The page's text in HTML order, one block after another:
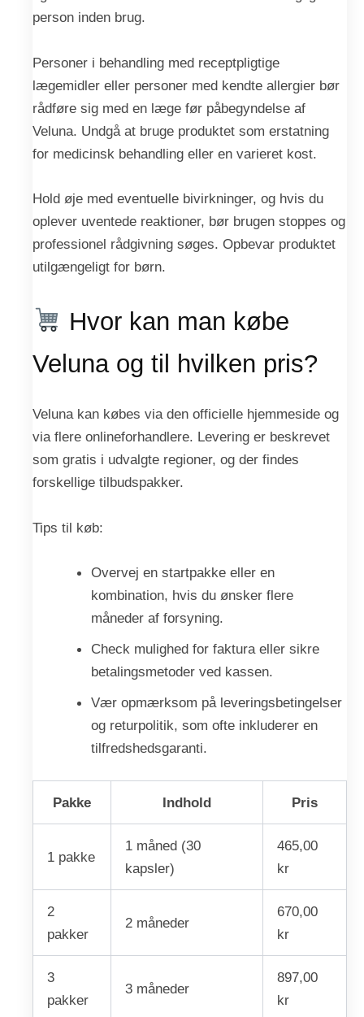
person inden brug.
Personer i behandling med receptpligtige
lægemidler eller personer med kendte allergier bør
rådføre sig med en læge før påbegyndelse af
Veluna. Undgå at bruge produktet som erstatning
for medicinsk behandling eller en varieret kost.
Hold øje med eventuelle bivirkninger, og hvis du
oplever uventede reaktioner, bør brugen stoppes og
professionel rådgivning søges. Opbevar produktet
utilgængeligt for børn.
Hvor kan man købe
Veluna og til hvilken pris?
Veluna kan købes via den officielle hjemmeside og
via flere onlineforhandlere. Levering er beskrevet
som gratis i udvalgte regioner, og der findes
forskellige tilbudspakker.
Tips til køb:
Overvej en startpakke eller en
kombination, hvis du ønsker flere
måneder af forsyning.
Check mulighed for faktura eller sikre
betalingsmetoder ved kassen.
Vær opmærksom på leveringsbetingelser
og returpolitik, som ofte inkluderer en
tilfredshedsgaranti.
Pakke Indhold Pris
1 pakke
1 måned (30
kapsler)
465,00
kr
2
pakker
2 måneder
670,00
kr
3
pakker
3 måneder
897,00
kr